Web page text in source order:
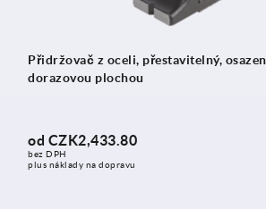
Přidržovač z oceli, přestavitelný,
dorazovou plochou
od CZK2,433.80
bez DPH
plus náklady na dopravu